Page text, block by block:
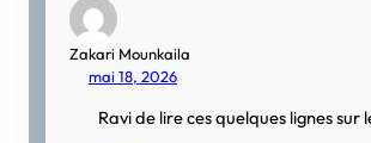
Zakari Mounkaila
mai 18, 2026
Ravi de lire ces quelques lignes